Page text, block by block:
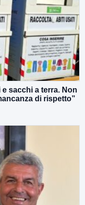
sacchi a terra. Non
di rispetto”